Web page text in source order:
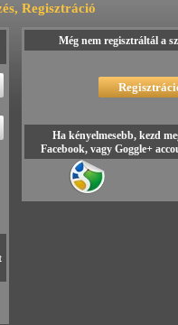
Regisztráció
Még nem regisztráltál a
Ha kényelmesebb, kezd
Facebook, vagy Goggle+